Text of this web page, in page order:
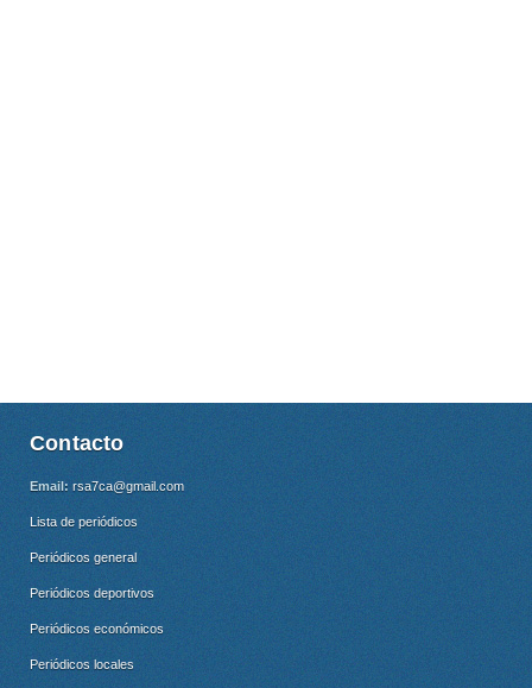
Contacto
Email: rsa7ca@gmail.com
Lista de periódicos
Periódicos general
Periódicos deportivos
Periódicos económicos
Periódicos locales